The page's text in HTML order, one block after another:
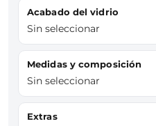
Acabado del vidrio
Sin seleccionar
Medidas y composición
Sin seleccionar
Extras